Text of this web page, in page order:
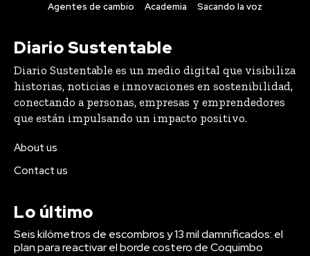
Agentes de cambio
Academia Sacando la voz
Diario Sustentable
Diario Sustentable es un medio digital que visibiliza
historias, noticias e innovaciones en sostenibilidad,
conectando a personas, empresas y emprendedores
que están impulsando un impacto positivo.
About us
Contact us
Lo último
Seis kilómetros de escombros y 13 mil damnificados: el
plan para reactivar el borde costero de Coquimbo